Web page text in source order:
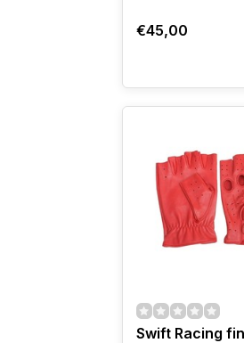
€45,00
Swift Racing